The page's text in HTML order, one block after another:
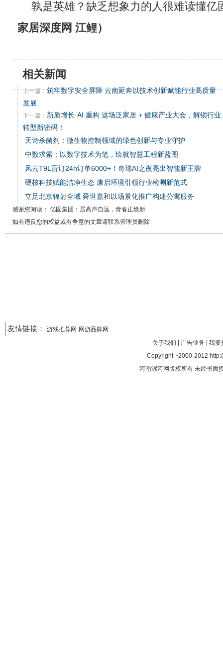
孰是英雄？缺乏想象力的人很难读懂亿
家居深度网 江鲤）
相关新闻
上一篇：筑牢数字安全屏障 云南延奔以技术创新赋能行业高质量
发展
下一篇： 新质增长·AI 重构 这场泛家居 + 健康产业大会，解锁行业
转型新密码！
·天诗杀菌剂：微生物控制领域的绿色创新与专业守护
·中数求索：以数字技术为笔，绘就智慧工程新蓝图
· 风云T9L盲订24h订单6000+！奇瑞AI之夜亮出智能新王牌
·硬核科技赋能洁净生态 康启环境引领行业检测新范式
·立足北京辐射全域 舜世嘉和以场景化推广构建公寓服务
感谢您阅读： 亿固集团：居高声自远，青春正焕新
如有违反您的权益或有争意的文章请联系管理员删除
友情链接： 游戏推荐网 网游品牌网
关于我们
广告业务
我要
Copyright ~2000-2012
河南漯河网版权所有 未经书面